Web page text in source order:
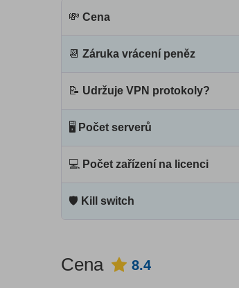
💸 Cena
📆 Záruka vrácení peněz
📝 Udržuje VPN protokoly?
🖥 Počet serverů
💻 Počet zařízení na licenci
🛡 Kill switch
Cena 8.4